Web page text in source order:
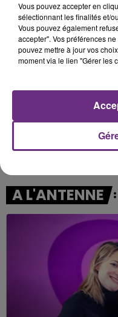
20h23
20h23
Four To The Floor
A L'ANTENNE
Vous pouvez accepter en
sélectionnant les finalités et/
Vous pouvez également
accepter". Vos préférences
pouvez mettre à jour vos
moment via le lien "Gérer les